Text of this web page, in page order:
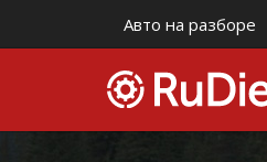
Авто на разборе